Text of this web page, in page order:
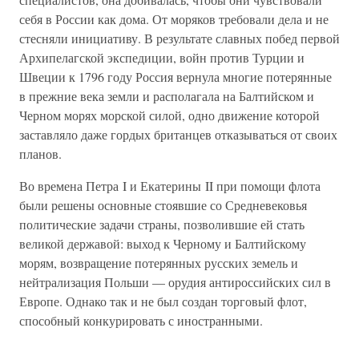
себя в России как дома. От моряков требовали дела и не
стесняли инициативу. В результате славных побед первой
Архипелагской экспедиции, войн против Турции и
Швеции к 1796 году Россия вернула многие потерянные
в прежние века земли и располагала на Балтийском и
Черном морях морской силой, одно движение которой
заставляло даже гордых британцев отказываться от своих
планов.
Во времена Петра I и Екатерины II при помощи флота
были решены основные стоявшие со Средневековья
политические задачи страны, позволившие ей стать
великой державой: выход к Черному и Балтийскому
морям, возвращение потерянных русских земель и
нейтрализация Польши — орудия антироссийских сил в
Европе. Однако так и не был создан торговый флот,
способный конкурировать с иностранными.